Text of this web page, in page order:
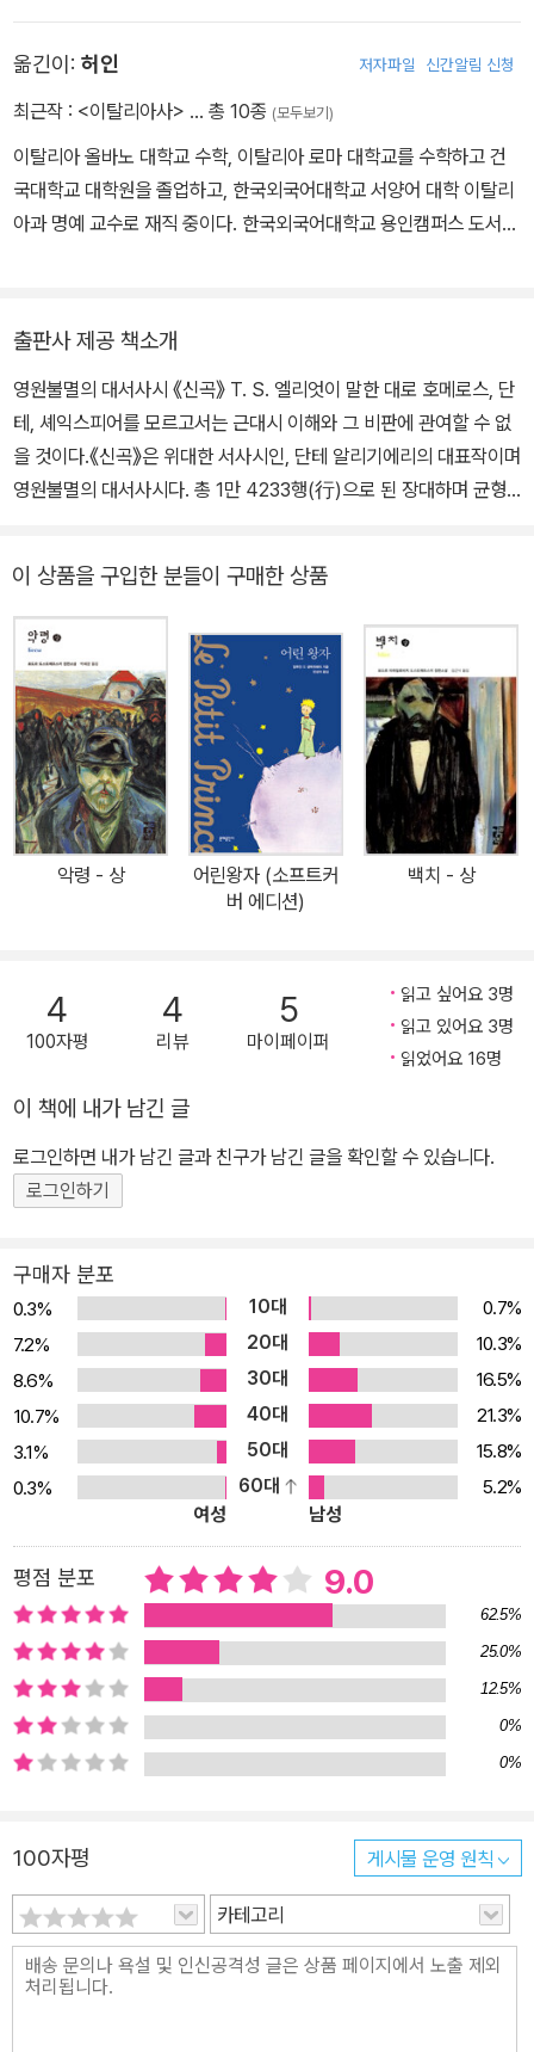
다. 1286~1287년에는 세계 최초의 대학이 설립된 볼로냐에 체류하
면서 여러 문인과 교류하고 새로운 사상과 지식을 접하기도 했다. 단
비롯된 당파 싸움에 휘말려 공금 횡령과 부정부패 혐의로 기소되었
고, 1302년에 벌금형과 공직을 금지한다는 선고를 받았다. 이때부터
단테의 망명 생활이 시작되어 1321년 말라리아로 추정되는 열병에
정적인 요인이 된 것은 베아트리체와의 만남이었다. 단테는 아홉 살
사랑의 포로가 되었다. 스물네 살에 생을 마감한 베아트리체는 단테
의 문학적 상상력을 통해 작품 속에서 완벽하고 이상적인 여인의 이
미지로 승화된다. 『신곡』에서 베아트리체는 연옥의 산꼭대기에 있는
지상 천국에서 단테를 맞이하고 천국으로의 여행을 안내하는 인물로
영원한 진리와 정의를 추구하는 시인의 열정을 가장 완벽하게 구현한
란히 드러난다. 최초의 단테 학자 보카치오는 원제 <희극comedia>
앞에 <신성하다>는 의미의 형용사 divina를 붙였고, 1555년 베네치
아에서 인쇄된 판본을 시작으로 La divina commedia(신곡)라는
제목으로 불리기 시작했다. 단테의 다른 작품으로는 『새로운 삶』, 『농
경시』, 『향연』 등이 있다.
옮긴이: 허인 저자파일 신간알림 신청
최근작 : <이탈리아사> … 총 10종 (모두보기)
이탈리아 올바노 대학교 수학, 이탈리아 로마 대학교를 수학하고 건
국대학교 대학원을 졸업하고, 한국외국어대학교 서양어 대학 이탈리
아과 명예 교수로 재직 중이다. 한국외국어대학교 용인캠퍼스 도서관
다.
출판사 제공 책소개
영원불멸의 대서사시 《신곡》 T. S. 엘리엇이 말한 대로 호메로스, 단
테, 셰익스피어를 모르고서는 근대시 이해와 그 비판에 관여할 수 없
을 것이다.《신곡》은 위대한 서사시인, 단테 알리기에리의 대표작이며
영원불멸의 대서사시다. 총 1만 4233행(行)으로 된 장대하며 균형
구성하였다. 〈지옥〉의 서두에는 서장에 해당되는 1장이 놓여 있으므
로 전체는 1＋33＋33＋33=100, 곧 100장으로 구성되어 있다. 그
구성은 단순하다. 단테 자신으로 추정되는 한 시인이 성 목요일 심야
부터 성 금요일 날이 채 밝기 전까지 지옥?연옥?천국을 여행하는 이
야기이다. 먼저 로마의 대시인 베르길리우스의 인도를 받아 지옥의
중심까지 내려간다. 그 뒤 남반구 쪽으로 나와서 연옥의 산까지 도달
하는데, 그곳의 지상낙원에서부터는 베아트리체(은혜를 주는 여자)
에 의해 천국까지 인도된다. 다시 성 베르나르가 세 번째의 인도자가
되어, 단테는 천상에 있는 순백한 장미의 형체 속에서 삼위일체의 신
비를 엿보게 된다. 사랑과 정의로 이루어진 신의 존재 단테는 고난에
의 존재, 즉 ‘사랑’을 통하여 이루어지는 신의 존재를 힘차게 노래하고
있다. 단테가 가장 숭배하는 로마의 시인 베르길리우스가 나타나 미
혹에서 구원되기 위해서는 우선 지옥의 괴로움을 보아야 한다고 깨우
절이 적혀 있다. ‘나를 지나가면 영원한 고뇌가 있으며, 나를 지나가면
멸망의 백성이 있다. 정의는 존귀하신 창조주를 움직여, 거룩하신 위
엄과 비할 바 없는 슬기로써 사랑이 우리를 지으셨느니라. 영원한 것
기 들어오는 자, 온갖 희망을 버릴지어다.’ 독자는 주인공 단테와 함께
인도자를 따라 삼계(三界)를 편력하면서 차츰차츰 영혼의 정화를 이
루어 나가므로, 그러한 뜻에서는 그리스도교 정신에 의한 교화의 글
이라고 해도 좋을 것이다. 그러나 작품 곳곳에 교황을 포함해서 성직
자들에 대한 치열한 규탄이 형상화되고 있어, 단순한 그리스도교의
선전의 글이 아니라, 정치적으로는 교황청과 예리하게 대립하는 망명
자 단테의 정책이 제시되어 있다. 또 시인의 간절한 소원인 로마제국
의 재건, 이탈리아반도의 정치적 통일, 아랍세계를 경유한 과학사상,
그리고 전위적인 시법(詩法).신학.사회비판 등 중세 라틴문화를 총
년 동안 인기를 누려온 시이다. 놀랍고도 상상력이 풍부한 착상이 주
는 소박한 힘으로 여러 세대에 걸쳐 끊임없이 독자들을 놀라게 했다.
이 작품은 100년이 넘는 기간 동안 서구세계의 모든 고등교육에서
주요 교과목으로 쓰였으며, 계속하여 현대에 와서도 유명한 시인들에
게 지침이 되고 자양분을 제공해주었다. 단테는 불멸의 고전 《신곡》
을 저술하여 유럽 중세의 문학.철학.신학.수사학의 전통을 총괄하고,
나란히 르네상스 문학의 지평을 개척했다. 단테의 문학이 후세에 미
친 영향은 지대하여 W. 블레이크.H. W. 롱펠로.J. 조이스.T. S. 엘리
엇.E. L. 파운드 등 많은 시인과 작가들이 그의 이름을 들며 존경을 표
했다. 예이츠는 단테를 “그리스도교적인 최고의 상상력”이라 불렀다.
T. S. 엘리엇은 “근대세계는 셰익스피어와 단테가 나눠 가졌다. 제3
이 상품을 구입한 분들이 구매한 상품
악령 - 상
어린왕자 (소프트커
버 에디션)
백치 - 상
4
100자평
4
리뷰
5
마이페이퍼
읽고 싶어요 3명
읽고 있어요 3명
읽었어요 16명
이 책에 내가 남긴 글
로그인하면 내가 남긴 글과 친구가 남긴 글을 확인할 수 있습니다.
로그인하기
구매자 분포
0.3% 10대
0.7%
7.2%
20대
10.3%
8.6%
30대
16.5%
10.7%
40대
21.3%
3.1%
50대
15.8%
0.3%
60대
5.2%
여성
남성
평점 분포 9.0
62.5%
25.0%
12.5%
0%
0%
100자평 게시물 운영 원칙
카테고리